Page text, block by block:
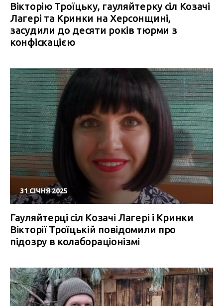
Вікторію Троїцьку, гауляйтерку сіл Козачі
Лагері та Кринки на Херсонщині,
засудили до десяти років тюрми з
конфіскацією
31 СІЧНЯ 2025
Гауляйтерці сіл Козачі Лагері і Кринки
Вікторії Троїцькій повідомили про
підозру в колабораціонізмі